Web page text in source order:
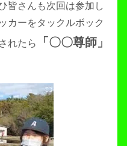
皆さんも次回は参加し
カーをタックルボック
れたら
「〇〇尊師」